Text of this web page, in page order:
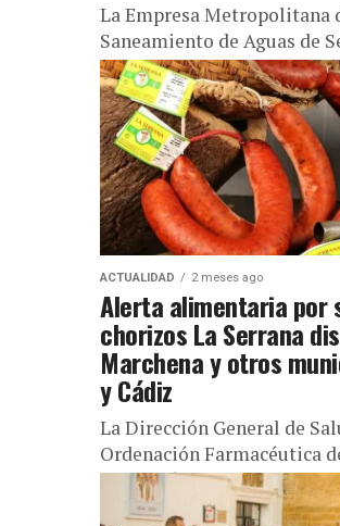
La Empresa Metropolitana
Saneamiento de Aguas de
iniciado el proceso para
profesional especializado
ACTUALIDAD 2 meses ago
Alerta alimentaria por
chorizos La Serrana
Marchena y otros
y Cádiz
La Dirección General de
Ordenación Farmacéutica
Andalucía ha decretado
por la presencia de